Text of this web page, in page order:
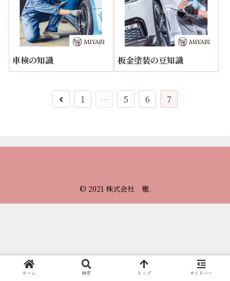
車検の知識 板金塗装の豆知識
前
1 … 5 6 7
© 2021 株式会社 雅.
ホーム 検索 トップ サイドバー